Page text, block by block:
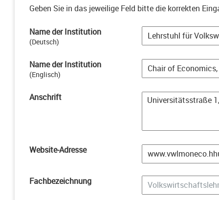
Geben Sie in das jeweilige Feld bitte die korrekten
Name der Institution
(Deutsch)
Name der Institution
(Englisch)
Anschrift
Website-Adresse
Fachbezeichnung